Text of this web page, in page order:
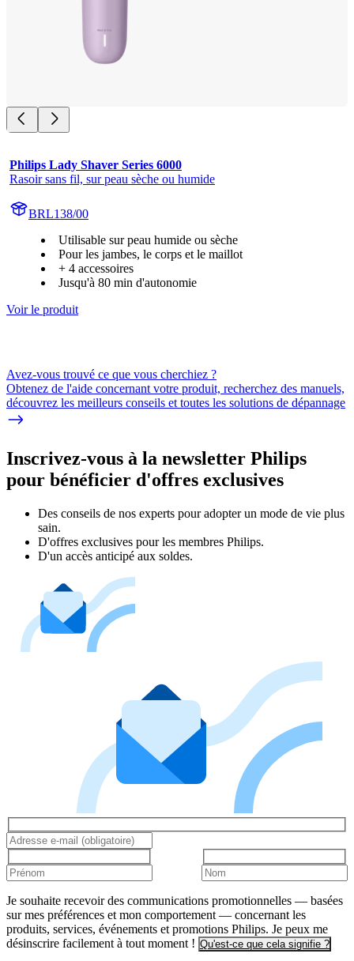
Philips Lady Shaver Series 6000
Rasoir sans fil, sur peau sèche ou humide
BRL138/00
Utilisable sur peau humide ou sèche
Pour les jambes, le corps et le maillot
+ 4 accessoires
Jusqu'à 80 min d'autonomie
Voir le produit
Avez-vous trouvé ce que vous cherchiez ?
Obtenez de l'aide concernant votre produit, recherchez des manuels,
découvrez les meilleurs conseils et toutes les solutions de dépannage
Inscrivez-vous à la newsletter Philips
pour bénéficier d'offres exclusives
Des conseils de nos experts pour adopter un mode de vie plus
sain.
D'offres exclusives pour les membres Philips.
D'un accès anticipé aux soldes.
Je souhaite recevoir des communications promotionnelles — basées
sur mes préférences et mon comportement — concernant les
produits, services, événements et promotions Philips. Je peux me
désinscrire facilement à tout moment ! Qu'est-ce que cela signifie ?